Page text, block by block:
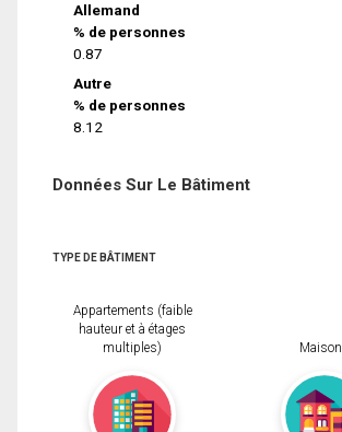
Allemand
% de personnes
0.87
Autre
% de personnes
8.12
Données Sur Le Bâtiment
TYPE DE BÂTIMENT
Appartements (faible
hauteur et à étages
multiples)